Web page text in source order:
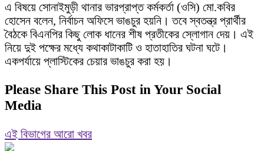
এ বিষয়ে সোনাইমুড়ী থানার ভারপ্রাপ্ত কর্মকর্তা (ওসি) মো.কবির
হোসেন বলেন, নির্বাচন অফিসে ভাঙচুর হয়নি। তবে স্বতন্ত্র প্রার্থীর
বৈঠকে বিএনপির কিছু লোক ধানের শীষ প্রতীকের স্লোগান দেয়। এই
নিয়ে দুই পক্ষের মধ্যে কথাকাটাকাটি ও হাতাহাতির ঘটনা ঘটে।
একপর্যায়ে প্লাস্টিকের চেয়ার ভাঙচুর করা হয়।
Please Share This Post in Your Social
Media
এই বিভাগের আরো খবর